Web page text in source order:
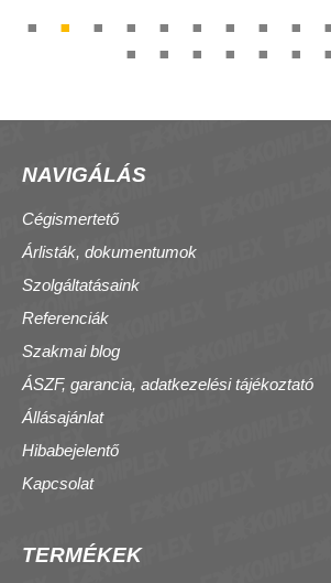
NAVIGÁLÁS
Cégismertető
Árlisták, dokumentumok
Szolgáltatásaink
Referenciák
Szakmai blog
ÁSZF, garancia, adatkezelési tájékoztató
Állásajánlat
Hibabejelentő
Kapcsolat
TERMÉKEK